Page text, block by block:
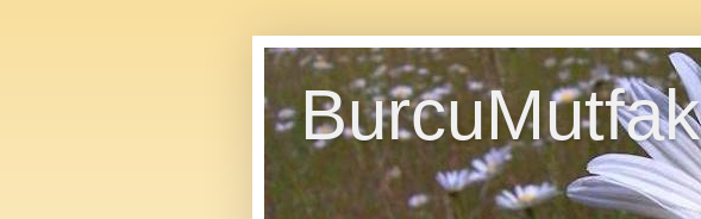
BurcuMutfak